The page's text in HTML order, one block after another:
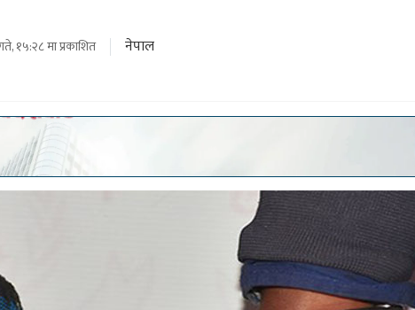
१५:२८ मा प्रकाशित नेपाल